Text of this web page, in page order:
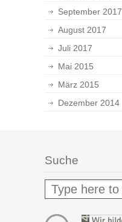
September 2017
August 2017
Juli 2017
Mai 2015
März 2015
Dezember 2014
Suche